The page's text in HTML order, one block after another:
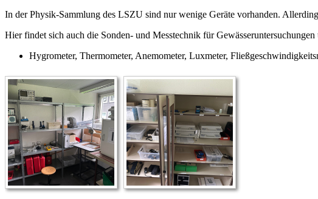
In der Physik-Sammlung des LSZU sind nur wenige Geräte vorhanden.
Hier findet sich auch die Sonden- und Messtechnik für
Hygrometer, Thermometer, Anemometer, Luxmeter,